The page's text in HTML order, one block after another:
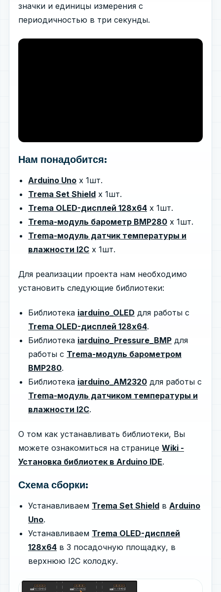
значки и единицы измерения с
периодичностью в три секунды.
Нам понадобится:
Arduino Uno х 1шт.
Trema Set Shield х 1шт.
Trema OLED-дисплей 128x64 х 1шт.
Trema-модуль барометр BMP280 х 1шт.
Trema-модуль датчик температуры и
влажности I2C х 1шт.
Для реализации проекта нам необходимо
установить следующие библиотеки:
Библиотека iarduino_OLED для работы с
Trema OLED-дисплей 128x64.
Библиотека iarduino_Pressure_BMP для
работы с Trema-модуль барометром
BMP280.
Библиотека iarduino_AM2320 для работы с
Trema-модуль датчиком температуры и
влажности I2C.
О том как устанавливать библиотеки, Вы
можете ознакомиться на странице Wiki -
Установка библиотек в Arduino IDE.
Схема сборки:
Устанавливаем Trema Set Shield в Arduino
Uno.
Устанавливаем Trema OLED-дисплей
128x64 в 3 посадочную площадку, в
верхнюю I2C колодку.